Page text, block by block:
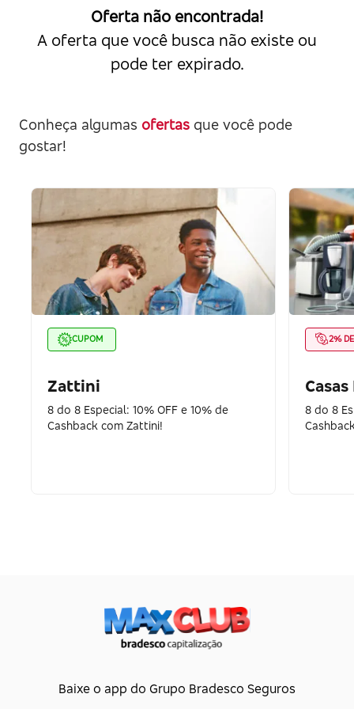
Oferta não encontrada!
A oferta que você busca não existe ou
pode ter expirado.
Conheça algumas ofertas que você pode
gostar!
CUPOM
Zattini
8 do 8 Especial: 10% OFF e 10% de
Cashback com Zattini!
2%
8 do 8
Baixe o app do Grupo Bradesco Seguros